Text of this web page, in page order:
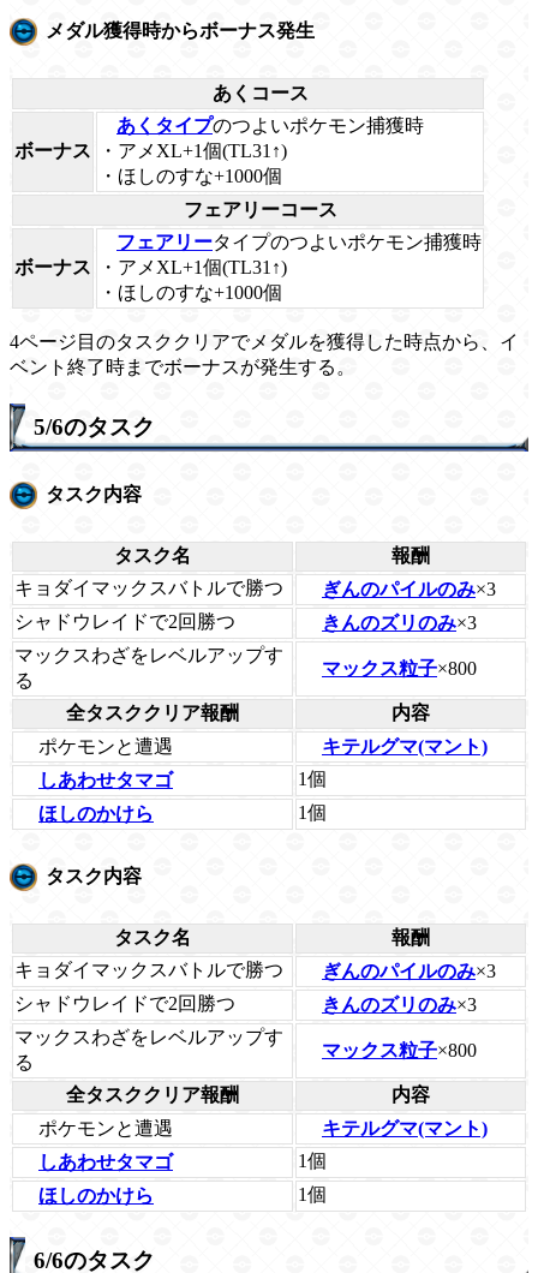
メダル獲得時からボーナス発生
あくコース
ボーナス
あくタイプのつよいポケモン捕獲時
・アメXL+1個(TL31↑)
・ほしのすな+1000個
フェアリーコース
ボーナス
フェアリータイプのつよいポケモン捕獲時
・アメXL+1個(TL31↑)
・ほしのすな+1000個
4ページ目のタスククリアでメダルを獲得した時点から、イ
ベント終了時までボーナスが発生する。
5/6のタスク
タスク内容
タスク名
報酬
キョダイマックスバトルで勝つ
ぎんのパイルのみ×3
シャドウレイドで2回勝つ
きんのズリのみ×3
マックスわざをレベルアップす
る
マックス粒子×800
全タスククリア報酬
内容
ポケモンと遭遇
キテルグマ(マント)
しあわせタマゴ
1個
ほしのかけら
1個
タスク内容
タスク名
報酬
キョダイマックスバトルで勝つ
ぎんのパイルのみ×3
シャドウレイドで2回勝つ
きんのズリのみ×3
マックスわざをレベルアップす
る
マックス粒子×800
全タスククリア報酬
内容
ポケモンと遭遇
キテルグマ(マント)
しあわせタマゴ
1個
ほしのかけら
1個
6/6のタスク